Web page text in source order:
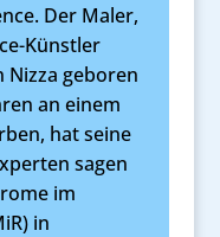
Der Maler,
Künstler
Nizza geboren
an einem
hat seine
sagen
im
in